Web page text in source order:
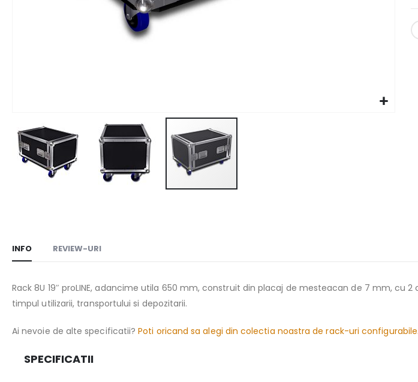
beginning
of
images
gallery
INFO
Rack 8U 19″ proLINE, adancime utila 650 mm, construit din placaj de mesteacan de 7 mm,
timpul utilizarii, transportului si depozitarii.
Ai nevoie de alte specificatii?Poti oricand sa alegi din colectia noastra de rack-uri configurabile.
SPECIFICATII
REVIEW-URI